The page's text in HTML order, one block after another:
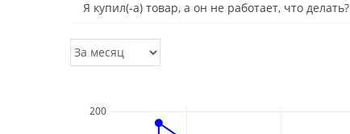
Я купил(-а) товар, а он не работает, что делать?
200